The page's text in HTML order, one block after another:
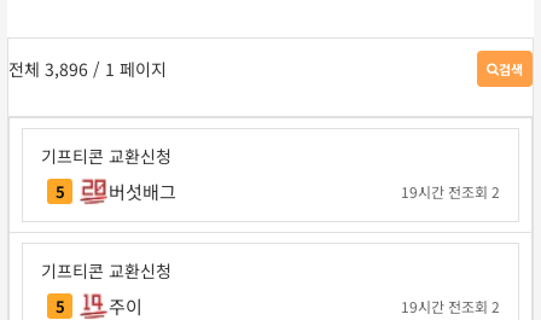
전체 3,896 / 1 페이지 검색
게
판
검
기프티콘 교환신청
5 버섯배그 19시간 전조회 2
기프티콘 교환신청
5 주이 19시간 전조회 2